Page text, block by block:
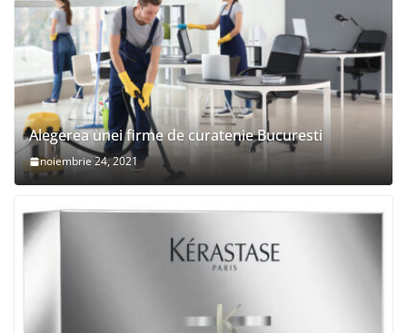
Alegerea unei firme de curatenie Bucuresti
noiembrie 24, 2021